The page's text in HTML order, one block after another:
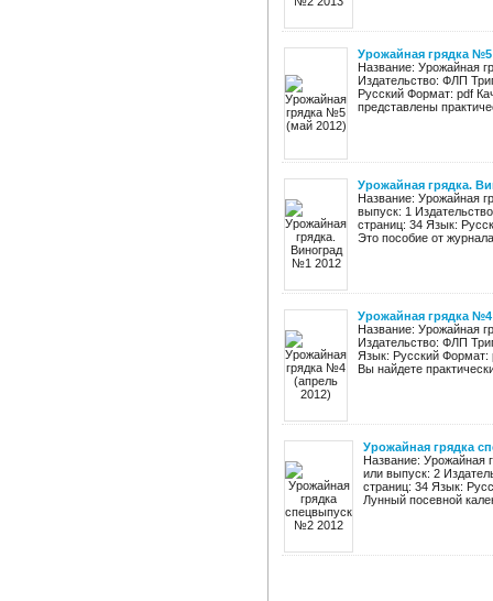
Урожайная грядка №5
Название: Урожайная
Издательство: ФЛП
Русский Формат: pdf
представлены
Урожайная грядка.
Название: Урожайная
выпуск: 1
страниц: 34 Язык:
Это пособие от
Урожайная грядка №4
Название: Урожайная
Издательство: ФЛП
Язык: Русский Формат:
Вы найдете
Урожайная грядка
Название: Урожайная
или выпуск: 2
страниц: 34 Язык:
Лунный посевной